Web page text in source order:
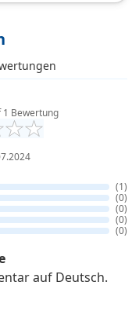
1 Bewertung
(1)
(0)
(0)
(0)
(0)
auf Deutsch.